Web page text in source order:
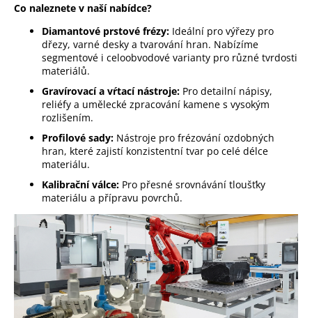
y
v
ý
i
s
Co naleznete v naší nabídce?
Diamantové prstové frézy: Ideální pro výřezy pro
dřezy, varné desky a tvarování hran. Nabízíme
segmentové i celoobvodové varianty pro různé tvrdosti
materiálů.
Gravírovací a vŕtací nástroje: Pro detailní nápisy,
reliéfy a umělecké zpracování kamene s vysokým
rozlišením.
Profilové sady: Nástroje pro frézování ozdobných
hran, které zajistí konzistentní tvar po celé délce
materiálu.
Kalibrační válce: Pro přesné srovnávání tloušťky
materiálu a přípravu povrchů.